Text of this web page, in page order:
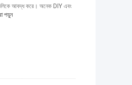
আবদ্ধ করে। অনেক DIY এবং
পড়ুন